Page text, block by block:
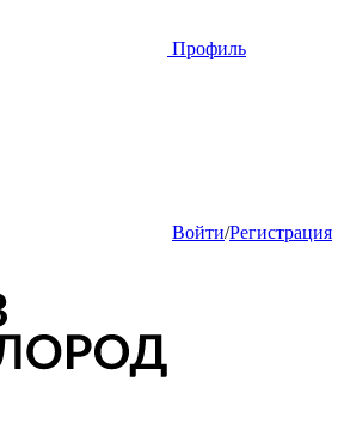
Профиль
Войти/Регистрация